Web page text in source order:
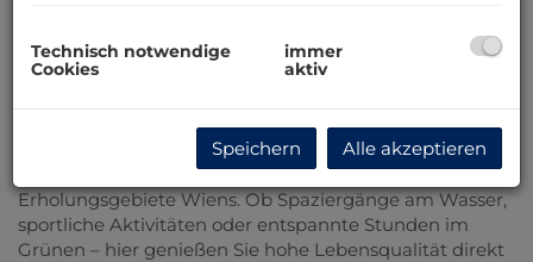
• Ruhige Lage
• Viel Tageslicht durch offene Umgebung
Ein besonderes Highlight ist die unmittelbare Nähe zur
– einem der beliebtesten
Erholungsgebiete Wiens. Ob Spaziergänge am Wasser,
sportliche Aktivitäten oder entspannte Stunden im
Grünen – hier genießen Sie hohe Lebensqualität direkt
Technisch notwendige
Cookies
immer
aktiv
Speichern Alle akzeptieren